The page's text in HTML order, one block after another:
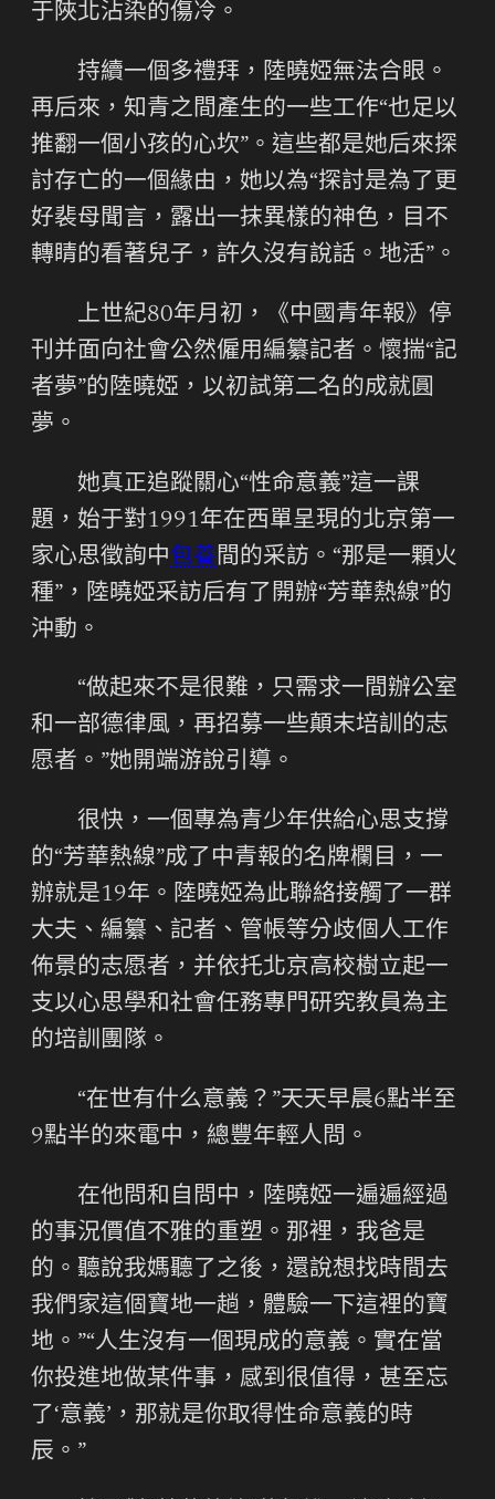
于陜北沾染的傷冷。
持續一個多禮拜，陸曉婭無法合眼。
再后來，知青之間產生的一些工作“也足以
推翻一個小孩的心坎”。這些都是她后來探
討存亡的一個緣由，她以為“探討是為了更
好裴母聞言，露出一抹異樣的神色，目不
轉睛的看著兒子，許久沒有說話。地活”。
上世紀80年月初，《中國青年報》停
刊并面向社會公然僱用編纂記者。懷揣“記
者夢”的陸曉婭，以初試第二名的成就圓
夢。
她真正追蹤關心“性命意義”這一課
題，始于對1991年在西單呈現的北京第一
家心思徵詢中包養間的采訪。“那是一顆火
種”，陸曉婭采訪后有了開辦“芳華熱線”的
沖動。
“做起來不是很難，只需求一間辦公室
和一部德律風，再招募一些顛末培訓的志
愿者。”她開端游說引導。
很快，一個專為青少年供給心思支撐
的“芳華熱線”成了中青報的名牌欄目，一
辦就是19年。陸曉婭為此聯絡接觸了一群
大夫、編纂、記者、管帳等分歧個人工作
佈景的志愿者，并依托北京高校樹立起一
支以心思學和社會任務專門研究教員為主
的培訓團隊。
“在世有什么意義？”天天早晨6點半至
9點半的來電中，總豐年輕人問。
在他問和自問中，陸曉婭一遍遍經過
的事況價值不雅的重塑。那裡，我爸是
的。聽說我媽聽了之後，還說想找時間去
我們家這個寶地一趟，體驗一下這裡的寶
地。”“人生沒有一個現成的意義。實在當
你投進地做某件事，感到很值得，甚至忘
了‘意義’，那就是你取得性命意義的時
辰。”